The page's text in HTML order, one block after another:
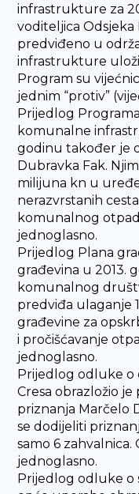
infrastrukture za
voditeljica
predviđeno u
infrastrukture
Program su
jednim “protiv”
Prijedlog
komunalne
godinu također je
Dubravka Fak.
milijuna kn u
nerazvrstanih
komunalnog
jednoglasno.
Prijedlog Plana
građevina u 2013.
komunalnog
predviđa ulaganje
građevine za
i pročišćavanje
jednoglasno.
Prijedlog odluke o
Cresa obrazložio
priznanja Marčelo
se dodijeliti
samo 6
jednoglasno.
Prijedlog odluke o